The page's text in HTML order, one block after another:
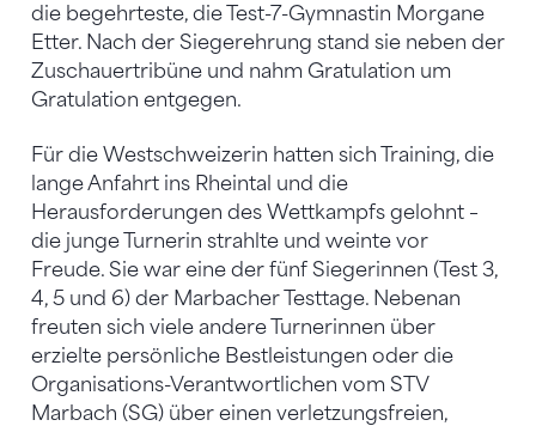
die begehrteste, die Test-7-Gymnastin Morgane
Etter. Nach der Siegerehrung stand sie neben der
Zuschauertribüne und nahm Gratulation um
Gratulation entgegen.
Für die Westschweizerin hatten sich Training, die
lange Anfahrt ins Rheintal und die
Herausforderungen des Wettkampfs gelohnt –
die junge Turnerin strahlte und weinte vor
Freude. Sie war eine der fünf Siegerinnen (Test 3,
4, 5 und 6) der Marbacher Testtage. Nebenan
freuten sich viele andere Turnerinnen über
erzielte persönliche Bestleistungen oder die
Organisations-Verantwortlichen vom STV
Marbach (SG) über einen verletzungsfreien,